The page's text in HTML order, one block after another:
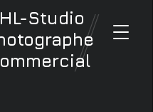
HL-Studio